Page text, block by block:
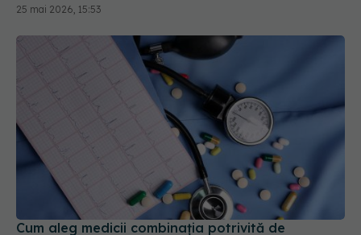
25 mai 2026, 15:53
Cum aleg medicii combinația potrivită de